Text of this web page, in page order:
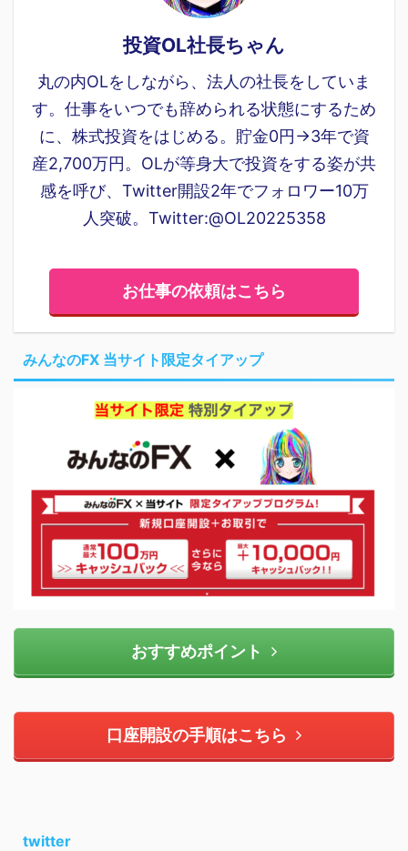
投資OL社長ちゃん
丸の内OLをしながら、法人の社長をしていま
す。仕事をいつでも辞められる状態にするため
に、株式投資をはじめる。貯金0円→3年で資
産2,700万円。OLが等身大で投資をする姿が共
感を呼び、Twitter開設2年でフォロワー10万
人突破。Twitter:@OL20225358
お仕事の依頼はこちら
みんなのFX 当サイト限定タイアップ
おすすめポイント
口座開設の手順はこちら
twitter